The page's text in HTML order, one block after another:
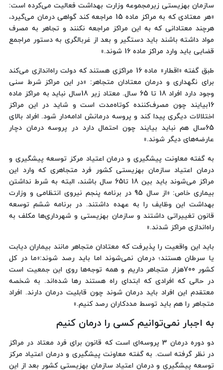
سازمان بهزیستی زیرمجموعه وزارت بهداشت فعالیت می‌کرده است:
«هر معتادی که به مراکز ماده 15 مراجعه کند گواهی درمان می‌گیرد،
هرچند معتادانی که به این مراکز مراجعه نکنند و تجاهر به مصرف
مواد داشته باشند باید دستگیر و بعد از غربالگری به دستور مراجمع
قضایی باید وارد مراکز ماده 16 شوند.»
طبق گفته «اقطار» ماده 16 مراکزی هستند که دولت راه‌اندازی می‌کند
برای نگهداری و درمان معتادان متجاهر: «در این مراکز شرط سنی
وجود دارد افراد 18 تا 65 سال. معتاد زیر 18سال نباید به مراکز ماده
16بیایند چون مصرف‌کننده کوتاه‌مدت است و شاید در این مراکز
اختلالات دیگری پیدا کند و پروسه درمانش ادامه‌دار ‌شود. افراد بالای
65سال هم نباید بیایند چون احتمال دارد در پروسه درمان دچار
عارضه‌های دیگر شوند.»
به گفته معاونت پیشگیری و درمان اعتیاد مرکز توسعه پیشگیری و
درمان اعتیاد سازمان بهزیستی کشور فرد متجاهری که وارد این
مراکز می‌شوند باید بین 18 تا65 سال باشند، البته به شرط نداشتن
بیماری خاص: «از سال 95 در برنامه پنجم نیروی انتظامی و وزارت
بهداشت این وظایف را به عهده داشتند. در برنامه ششم توسعه
قانون تغییراتی داشتند و سازمان بهزیستی و شهرداری‌ها مکلف به
راه‌اندازی مراکز شدند.»
باید این واقعیت را پذیرفت که معتادان متجاهر مانند بیماران دیابت
یا سرطان هستند؛ درمان نمی‌شوند اما باید رصد شوند:«ما در کل
کشور 700هزار متجاهر داریم و همه توجه‌ها روی این جمعیت است
در حالی که افرادی که ابتدای راه هستند رها شده‌اند. به شخصه
معتقدم این افراد باید درمان شوند چون قابلیت درمان دارند. افراد
متجاهر را هم باید توسط مددکاران رصد کنیم.»
به اجبار نمی‌توانیم کسی را درمان کنیم
دو دوره درمان 3 پروسه‌ای است که قانون برای فرد معتاد در مراکز
در نظر گرفته است. به گفته معاونت پیشگیری و درمان اعتیاد مرکز
توسعه پیشگیری و درمان اعتیاد سازمان بهزیستی کشور بعد از این